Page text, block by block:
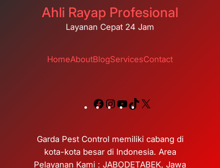
Ahli Rayap Profesional
Layanan Cepat 24 Jam
HomeAboutBlogServicesContact
Facebook
Instagram
YouTube
TikTok
Garda Pest Control memiliki cabang di
kota-kota besar di Indonesia. Area
Pelayanan Kami : JABODETABEK, Jawa